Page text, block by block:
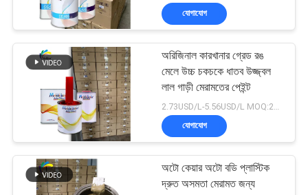
যোগাযোগ
অরিজিনাল কারখানার গ্রেড রঙ
মেলে উচ্চ চকচকে ধাতব উজ্জ্বল
লাল গাড়ী মেরামতের পেইন্ট
যোগাযোগ
অটো কেয়ার অটো বডি প্লাস্টিক
দ্রুত অসমতা মেরামত জন্য